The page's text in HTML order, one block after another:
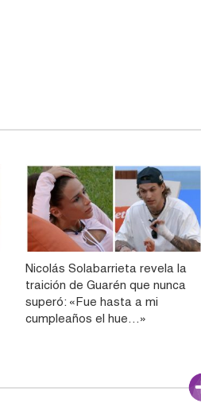
Nicolás Solabarrieta revela la
traición de Guarén que nunca
superó: «Fue hasta a mi
cumpleaños el hue…»